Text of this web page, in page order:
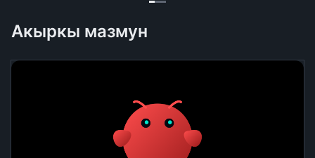
Акыркы мазмун